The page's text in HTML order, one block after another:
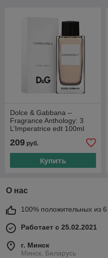
Dolce & Gabbana –
Fragrance Anthology: 3
L’Imperatrice edt 100ml
209 руб.
Купить
О нас
100% положительных из 6
Работает с 25.02.2021
г. Минск
Минск, Беларусь